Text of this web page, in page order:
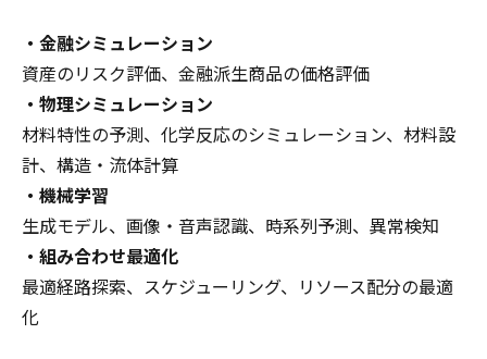
・金融シミュレーション
資産のリスク評価、金融派生商品の価格評価
・物理シミュレーション
材料特性の予測、化学反応のシミュレーション、材料設
計、構造・流体計算
・機械学習
生成モデル、画像・音声認識、時系列予測、異常検知
・組み合わせ最適化
最適経路探索、スケジューリング、リソース配分の最適
化